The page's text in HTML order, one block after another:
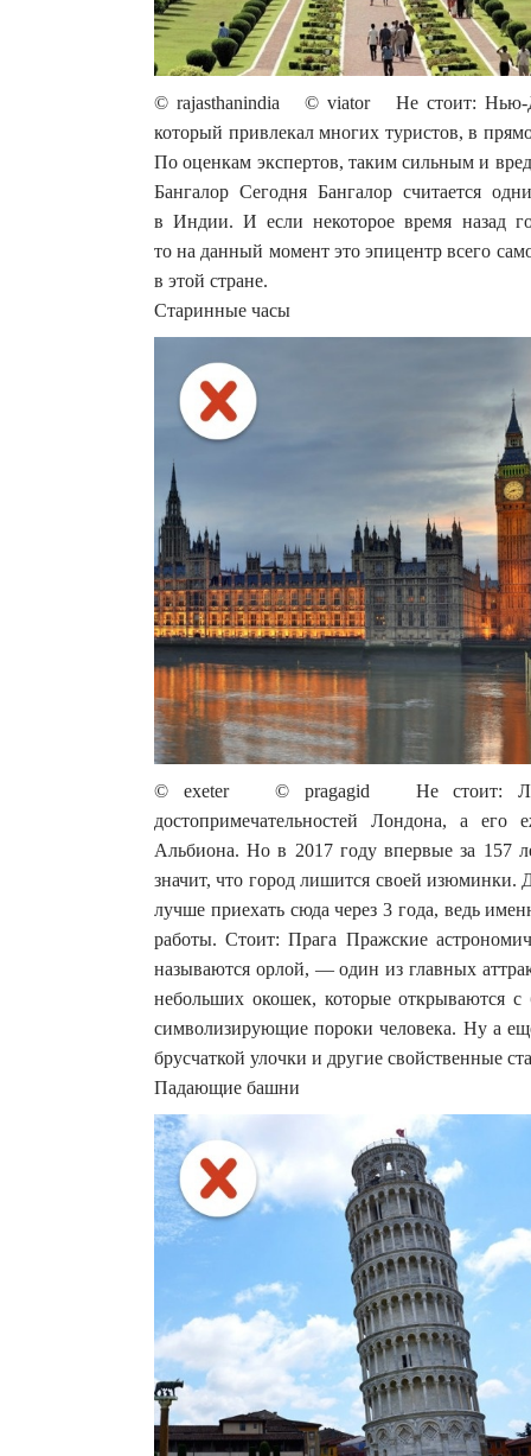
© rajasthanindia © viator Не стоит: Нью-
который привлекал многих туристов, в
По оценкам экспертов, таким сильным и
Бангалор Сегодня Бангалор считается
в Индии. И если некоторое время назад
то на данный момент это эпицентр всего
в этой стране.
Старинные часы
© exeter © pragagid Не стоит:
достопримечательностей Лондона, а его
Альбиона. Но в 2017 году впервые за 157
значит, что город лишится своей
лучше приехать сюда через 3 года, ведь
работы. Стоит: Прага Пражские
называются орлой, — один из главных
небольших окошек, которые открываются
символизирующие пороки человека. Ну а
брусчаткой улочки и другие свойственные
Падающие башни